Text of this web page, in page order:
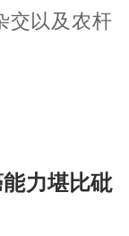
交以及农杆
力堪比砒